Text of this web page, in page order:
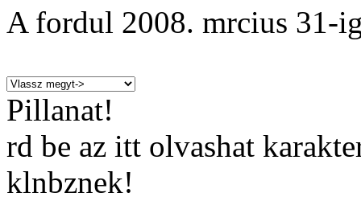
A fordul 2008. mrcius 31-
Pillanat!
rd be az itt olvashat
klnbznek!